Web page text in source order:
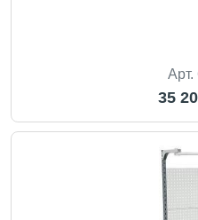
Арт.
35